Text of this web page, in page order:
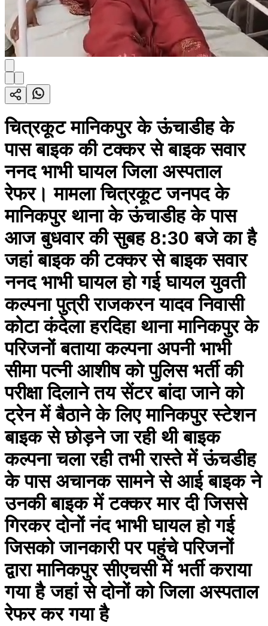
चित्रकूट मानिकपुर के ऊंचाडीह के
पास बाइक की टक्कर से बाइक सवार
ननद भाभी घायल जिला अस्पताल
रेफर। मामला चित्रकूट जनपद के
मानिकपुर थाना के ऊंचाडीह के पास
आज बुधवार की सुबह 8:30 बजे का है
जहां बाइक की टक्कर से बाइक सवार
ननद भाभी घायल हो गई घायल युवती
कल्पना पुत्री राजकरन यादव निवासी
कोटा कंदेला हरदिहा थाना मानिकपुर के
परिजनों बताया कल्पना अपनी भाभी
सीमा पत्नी आशीष को पुलिस भर्ती की
परीक्षा दिलाने तय सेंटर बांदा जाने को
ट्रेन में बैठाने के लिए मानिकपुर स्टेशन
बाइक से छोड़ने जा रही थी बाइक
कल्पना चला रही तभी रास्ते में ऊंचडीह
के पास अचानक सामने से आई बाइक ने
उनकी बाइक में टक्कर मार दी जिससे
गिरकर दोनों नंद भाभी घायल हो गई
जिसको जानकारी पर पहुंचे परिजनों
द्वारा मानिकपुर सीएचसी में भर्ती कराया
गया है जहां से दोनों को जिला अस्पताल
रेफर कर गया है